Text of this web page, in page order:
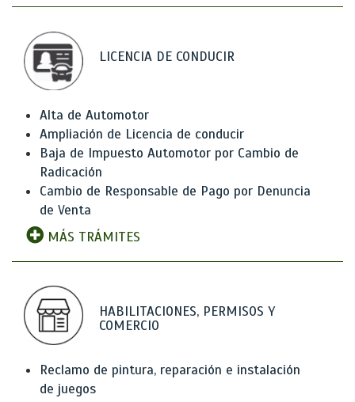
LICENCIA DE CONDUCIR
Alta de Automotor
Ampliación de Licencia de conducir
Baja de Impuesto Automotor por Cambio de
Radicación
Cambio de Responsable de Pago por Denuncia
de Venta
MÁS TRÁMITES
HABILITACIONES, PERMISOS Y
COMERCIO
Reclamo de pintura, reparación e instalación
de juegos